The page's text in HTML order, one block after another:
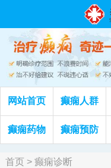
网站首页 癫痫人群
癫痫药物 癫痫预防
首页> 癫痫诊断